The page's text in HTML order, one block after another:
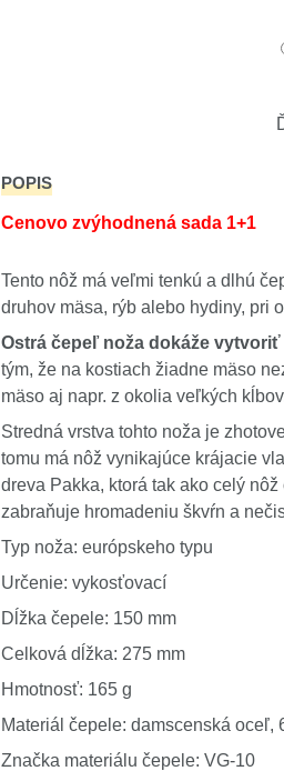
POPIS
Cenovo zvýhodnená sada 1+1
Tento nôž má veľmi tenkú a dlhú
druhov mäsa, rýb alebo hydiny, pri
Ostrá čepeľ noža dokáže
tým, že na kostiach žiadne mäso
mäso aj napr. z okolia veľkých
Stredná vrstva tohto noža je
tomu má nôž vynikajúce krájacie
dreva Pakka, ktorá tak ako celý
zabraňuje hromadeniu škvŕn a
Typ noža: európskeho typu
Určenie: vykosťovací
Dĺžka čepele: 150 mm
Celková dĺžka: 275 mm
Hmotnosť: 165 g
Materiál čepele: damscenská oceľ,
Značka materiálu čepele: VG-10